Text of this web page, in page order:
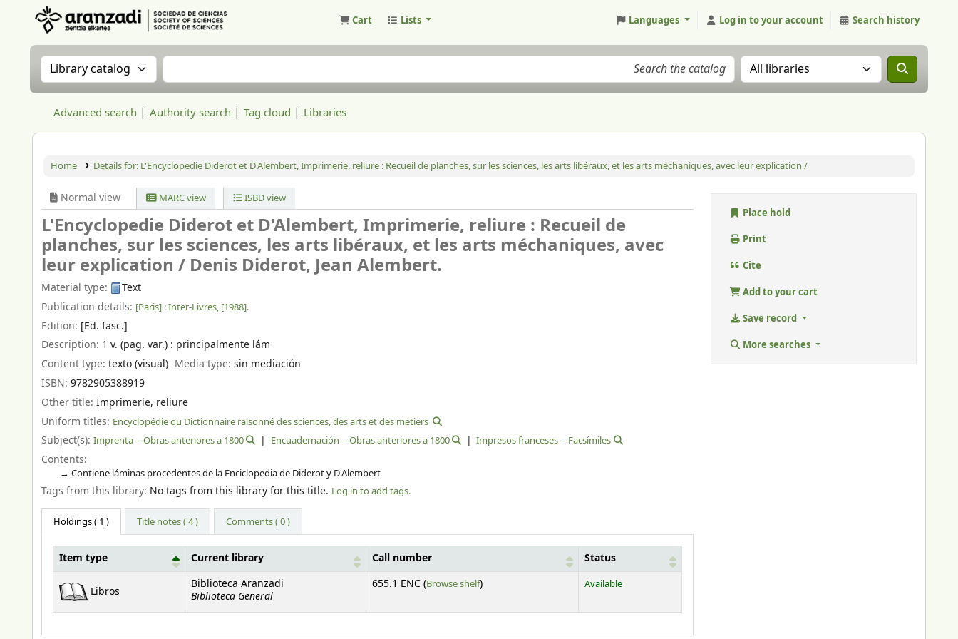
Cart Lists Languages Log in to your account Search history
Search the catalog by:Search the catalog Search the catalog in:
Advanced search Authority search Tag cloud Libraries
Home Details for: L'Encyclopedie Diderot et D'Alembert, Imprimerie, reliure : Recueil de planches, sur les sciences, les arts libéraux, et les arts méchaniques, avec leur explication /
Normal view MARC view ISBD view
L'Encyclopedie Diderot et D'Alembert, Imprimerie, reliure : Recueil de
planches, sur les sciences, les arts libéraux, et les arts méchaniques, avec
leur explication / Denis Diderot, Jean Alembert.
Material type:
Text
Publication details: [Paris] :Inter-Livres, [1988].
Edition: [Ed. fasc.]
Description: 1 v. (pag. var.) : principalmente lám
Content type: texto (visual) Media type:sin mediación
ISBN: 9782905388919
Other title: Imprimerie, reliure
Uniform titles: Encyclopédie ou Dictionnaire raisonné des sciences, des arts et des métiers
Subject(s): Imprenta -- Obras anteriores a 1800 Encuadernación -- Obras anteriores a 1800 Impresos franceses -- Facsímiles
Contents:
Contiene láminas procedentes de la Enciclopedia de Diderot y D'Alembert
Tags from this library: No tags from this library for this title. Log in to add tags.
Holdings( 1 ) Title notes ( 4 ) Comments ( 0 )
Item type Current library Call number Status
Libros
Biblioteca Aranzadi
Biblioteca General
655.1 ENC (Browse shelf(Opens below)
) Available
Place hold
Print
Cite
Add to your cart
Save record
More searches